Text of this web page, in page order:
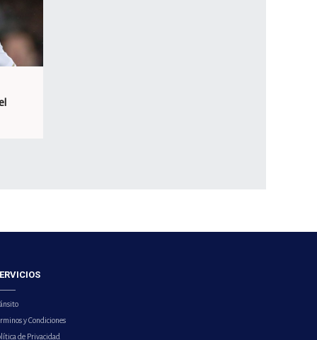
y Condiciones
de Privacidad